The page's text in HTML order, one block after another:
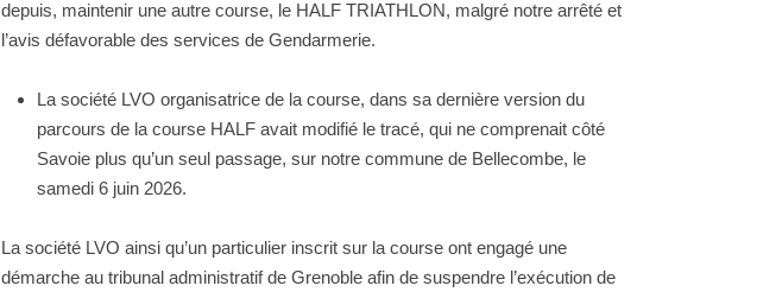
depuis, maintenir une autre course, le HALF TRIATHLON, malgré notre arrêté et
l’avis défavorable des services de Gendarmerie.
La société LVO organisatrice de la course, dans sa dernière version du
parcours de la course HALF avait modifié le tracé, qui ne comprenait côté
Savoie plus qu’un seul passage, sur notre commune de Bellecombe, le
samedi 6 juin 2026.
La société LVO ainsi qu’un particulier inscrit sur la course ont engagé une
démarche au tribunal administratif de Grenoble afin de suspendre l’exécution de